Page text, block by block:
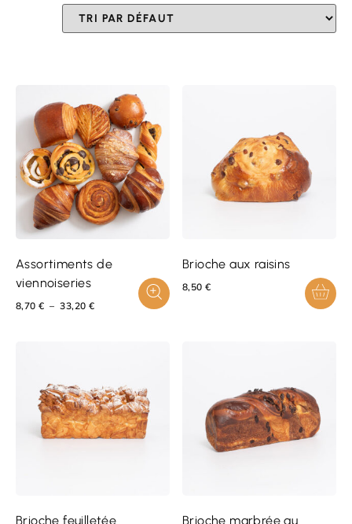
Assortiments de
viennoiseries
8,70 € – 33,20 €
Brioche aux raisins
8,50 €
Brioche feuilletée
Brioche marbrée au